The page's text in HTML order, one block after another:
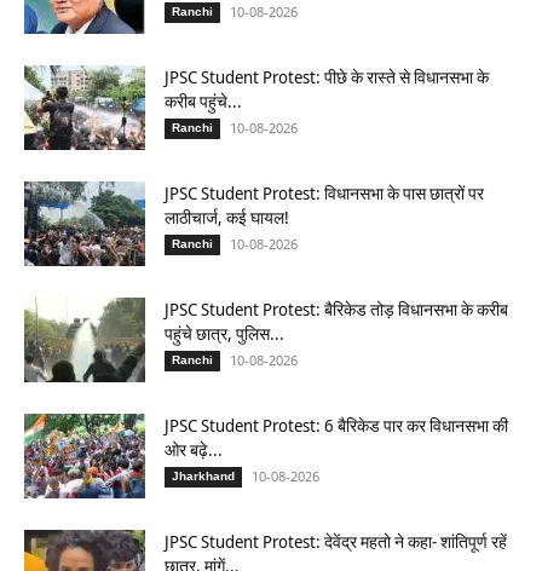
Ranchi 10-08-2026
JPSC Student Protest: पीछे के रास्ते से विधानसभा के
करीब पहुंचे...
Ranchi 10-08-2026
JPSC Student Protest: विधानसभा के पास छात्रों पर
लाठीचार्ज, कई घायल!
Ranchi 10-08-2026
JPSC Student Protest: बैरिकेड तोड़ विधानसभा के करीब
पहुंचे छात्र, पुलिस...
Ranchi 10-08-2026
JPSC Student Protest: 6 बैरिकेड पार कर विधानसभा की
ओर बढ़े...
Jharkhand 10-08-2026
JPSC Student Protest: देवेंद्र महतो ने कहा- शांतिपूर्ण रहें
छात्र, मांगें...